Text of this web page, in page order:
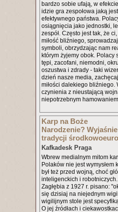
bardzo sobie ufają, w
idzie gra zespołowa jaką
efektywnego państwa.
osiągnięcia jako jednostki,
zespół. Często jest tak, że
miłość bliźniego,
symboli, obrzydzając nam
którym żyjemy obok. Polacy
tępi, zacofani, niemodni,
oszustwa i zdrady - taki
dzień nasze media,
miłości dalekiego bliźniego.
czynienia z nieustającą
niepotrzebnym
Karp na Boże
Narodzenie?
tradycji
Kafkadesk Praga
Wbrew medialnym mitom
Polaków nie jest wymysłem
był też przed wojną, choć
inteligenckich i
Zagłębia z 1927 r. pisano:
się dzisiaj na niejednym
wigilijnym stole jest
O jej źródłach i